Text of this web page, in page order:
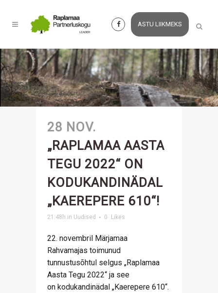
ASTU LIIKMEKS
28 NOV.
„RAPLAMAA AASTA
TEGU 2022“ ON
KODUKANDINÄDAL
„KAEREPERE 610“!
21:48h in Uudised 0 Likes
22. novembril Märjamaa
Rahvamajas toimunud
tunnustusõhtul selgus „Raplamaa
Aasta Tegu 2022“ ja see
on kodukandinädal „Kaerepere 610“.